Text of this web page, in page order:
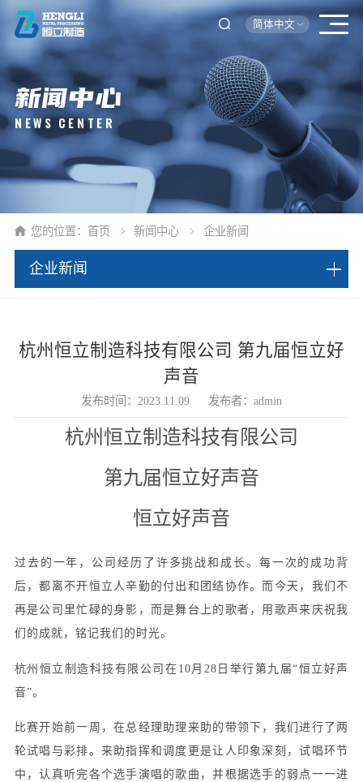
简体中文
新闻中心
NEWS CENTER
您的位置：首页 新闻中心 企业新闻
企业新闻
杭州恒立制造科技有限公司 第九届恒立好
声音
发布时间：2023.11.09 发布者：admin
杭州恒立制造科技有限公司
第九届恒立好声音
恒立好声音
过去的一年，公司经历了许多挑战和成长。每一次的成功背
后，都离不开恒立人辛勤的付出和团结协作。而今天，我们不
再是公司里忙碌的身影，而是舞台上的歌者，用歌声来庆祝我
们的成就，铭记我们的时光。
杭州恒立制造科技有限公司在 10月28日举行第九届“恒立好声
音”。
比赛开始前一周，在总经理助理来助的带领下，我们进行了两
轮试唱与彩排。来助指挥和调度更是让人印象深刻，试唱环节
中，认真听完各个选手演唱的歌曲，并根据选手的弱点一一进